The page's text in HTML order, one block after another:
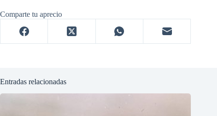
Comparte tu aprecio
Entradas relacionadas